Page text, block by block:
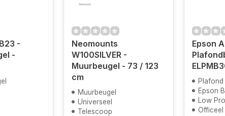
-
-
Neomounts
W100SILVER -
Muurbeugel - 73 / 123
cm
Muurbeugel
Universeel
Telescoop
Epson
Plafond
Epson
Low
Officeel